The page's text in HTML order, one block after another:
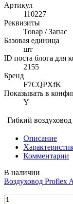
Артикул
110227
Реквизиты
Товар / Запас
Базовая единица
шт
ID поста блога для
2155
Бренд
F7CQPXfK
Показывать в
Y
Гибкий
Описание
Комментарии
В наличии
Воздуховод Proflex